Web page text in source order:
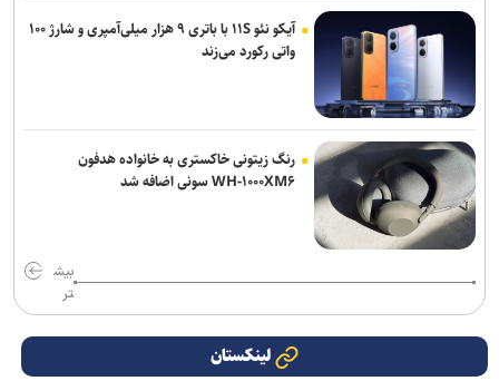
آیکو نئو ۱۱S با باتری ۹ هزار میلی‌آمپری و شارژ ۱۰۰
واتی رکورد می‌زند
رنگ زیتونی خاکستری به خانواده هدفون
WH-۱۰۰۰XM۶ سونی اضافه شد
بیش
تر
لینکستان